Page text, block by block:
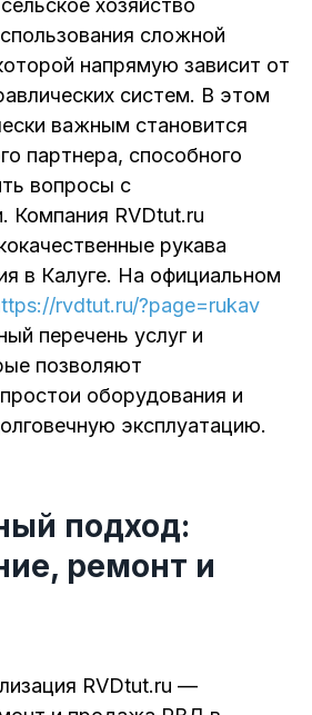
хозяйство
сложной
напрямую зависит от
систем. В этом
важным становится
партнера, способного
вопросы с
Компания RVDtut.ru
рукава
в Калуге. На официальном
rvdtut.ru/?page=rukav
перечень услуг и
позволяют
оборудования и
эксплуатацию.
подход:
ремонт и
RVDtut.ru —